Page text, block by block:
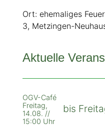
Ort: ehemaliges
3, Metzingen-
Aktuelle
OGV-Café
Freitag,
14.08. //
15:00 Uhr
bis